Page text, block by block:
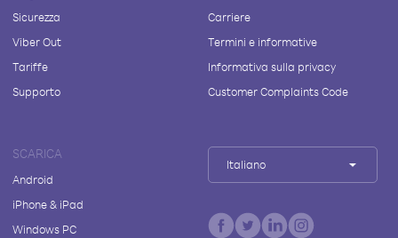
Sicurezza
Viber Out
Tariffe
Supporto
Carriere
Termini e informative
Informativa sulla privacy
Customer Complaints Code
SCARICA
Android
iPhone & iPad
Windows PC
Italiano